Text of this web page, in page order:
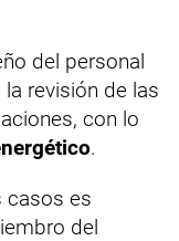
del personal
la revisión de las
con lo
.
casos es
del